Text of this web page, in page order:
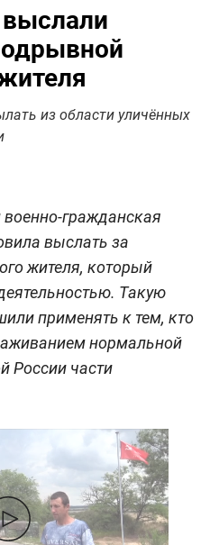
из области уличённых
гражданская
выслать за
жителя, который
Такую
применять к тем, кто
нормальной
России части